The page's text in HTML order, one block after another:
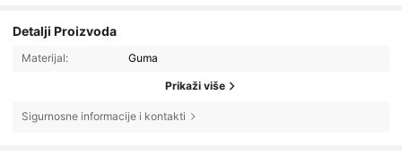
Detalji Proizvoda
Materijal: Guma
Prikaži više
Sigurnosne informacije i kontakti